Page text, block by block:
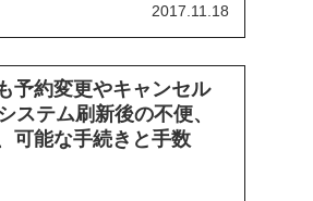
2017.11.18
予約変更やキャンセル
ステム刷新後の不便、
可能な手続きと手数